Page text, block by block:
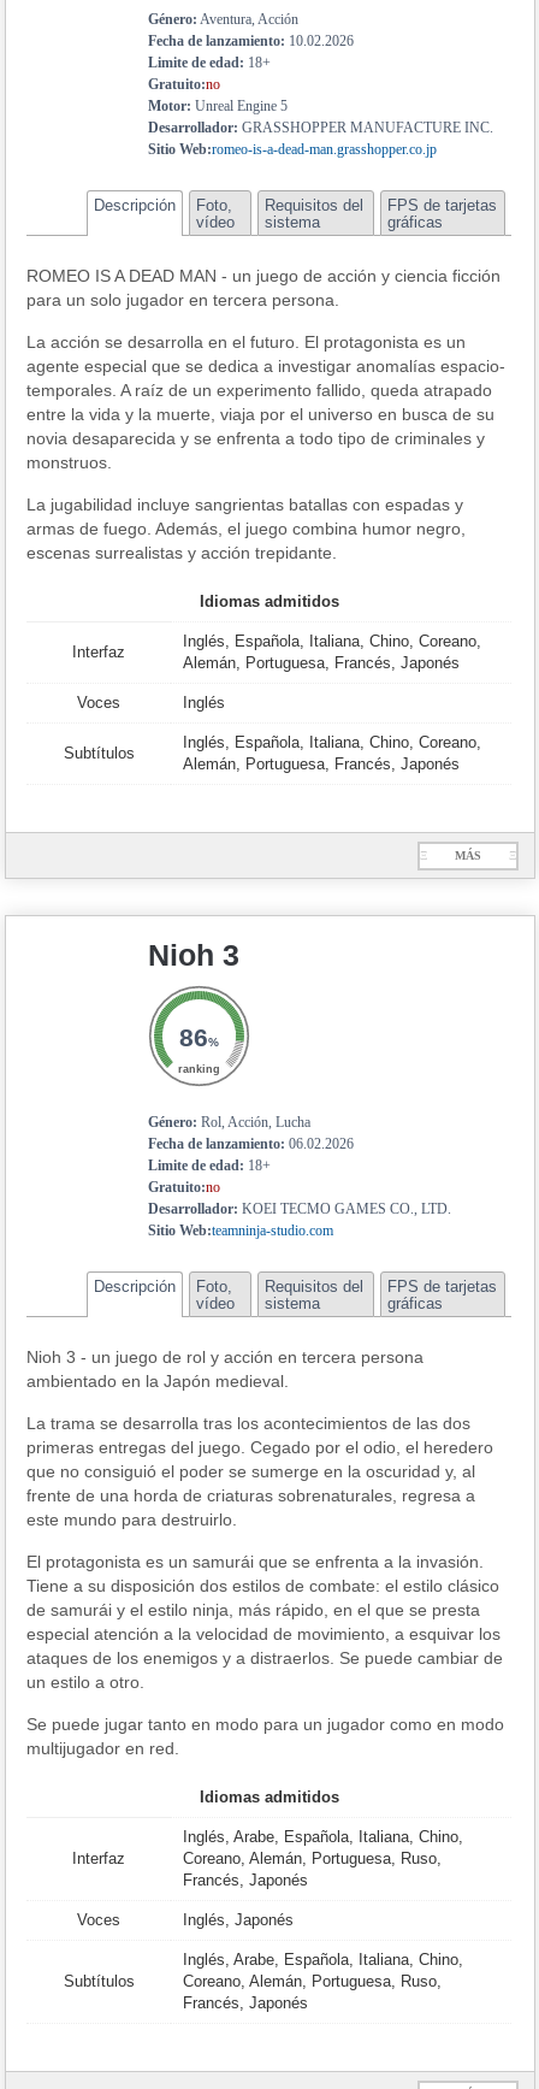
Género: Aventura, Acción
Fecha de lanzamiento: 10.02.2026
Limite de edad: 18+
Gratuito:no
Motor: Unreal Engine 5
Desarrollador: GRASSHOPPER MANUFACTURE INC.
Sitio Web:romeo-is-a-dead-man.grasshopper.co.jp
Descripción
Foto,
vídeo
Requisitos del
sistema
FPS de tarjetas
gráficas
ROMEO IS A DEAD MAN - un juego de acción y ciencia ficción
para un solo jugador en tercera persona.
La acción se desarrolla en el futuro. El protagonista es un
agente especial que se dedica a investigar anomalías espacio-
temporales. A raíz de un experimento fallido, queda atrapado
entre la vida y la muerte, viaja por el universo en busca de su
novia desaparecida y se enfrenta a todo tipo de criminales y
monstruos.
La jugabilidad incluye sangrientas batallas con espadas y
armas de fuego. Además, el juego combina humor negro,
escenas surrealistas y acción trepidante.
Idiomas admitidos
Interfaz
Inglés, Española, Italiana, Chino, Coreano,
Alemán, Portuguesa, Francés, Japonés
Voces Inglés
Subtítulos
Inglés, Española, Italiana, Chino, Coreano,
Alemán, Portuguesa, Francés, Japonés
Ξ MÁS Ξ
Nioh 3
86%
ranking
Género: Rol, Acción, Lucha
Fecha de lanzamiento: 06.02.2026
Limite de edad: 18+
Gratuito:no
Desarrollador: KOEI TECMO GAMES CO., LTD.
Sitio Web:teamninja-studio.com
Descripción
Foto,
vídeo
Requisitos del
sistema
FPS de tarjetas
gráficas
Nioh 3 - un juego de rol y acción en tercera persona
ambientado en la Japón medieval.
La trama se desarrolla tras los acontecimientos de las dos
primeras entregas del juego. Cegado por el odio, el heredero
que no consiguió el poder se sumerge en la oscuridad y, al
frente de una horda de criaturas sobrenaturales, regresa a
este mundo para destruirlo.
El protagonista es un samurái que se enfrenta a la invasión.
Tiene a su disposición dos estilos de combate: el estilo clásico
de samurái y el estilo ninja, más rápido, en el que se presta
especial atención a la velocidad de movimiento, a esquivar los
ataques de los enemigos y a distraerlos. Se puede cambiar de
un estilo a otro.
Se puede jugar tanto en modo para un jugador como en modo
multijugador en red.
Idiomas admitidos
Interfaz
Inglés, Arabe, Española, Italiana, Chino,
Coreano, Alemán, Portuguesa, Ruso,
Francés, Japonés
Voces Inglés, Japonés
Subtítulos
Inglés, Arabe, Española, Italiana, Chino,
Coreano, Alemán, Portuguesa, Ruso,
Francés, Japonés